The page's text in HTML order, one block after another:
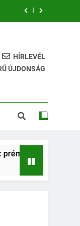
HÍRLEVÉL
ÚJDONSÁG
mountain bike-